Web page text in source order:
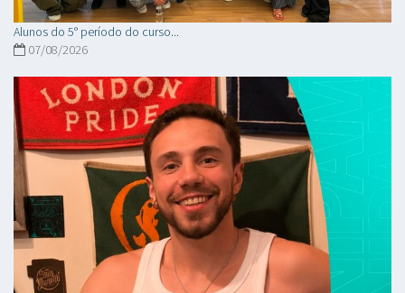
Alunos do 5° período do curso...
07/08/2026